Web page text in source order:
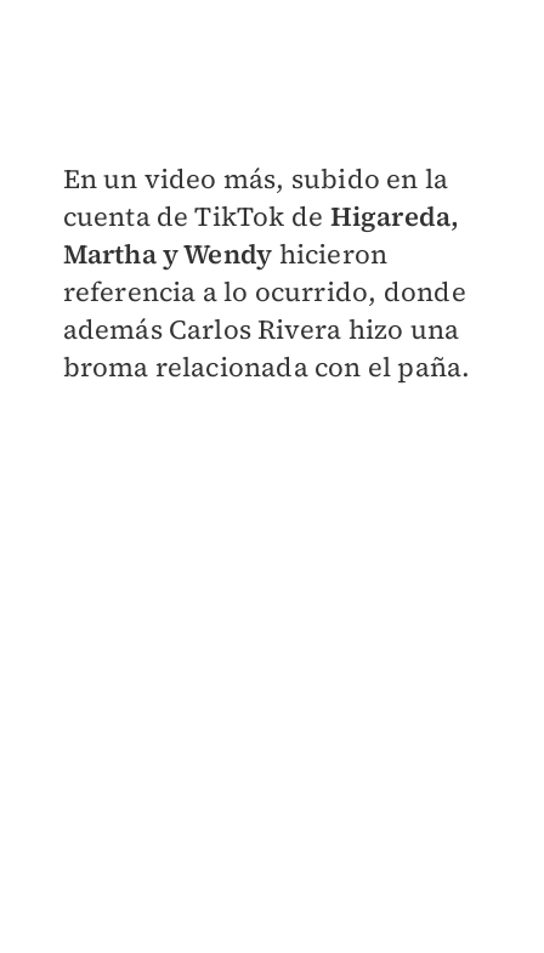
En un video más, subido en la
cuenta de TikTok de Higareda,
Martha y Wendy hicieron
referencia a lo ocurrido, donde
además Carlos Rivera hizo una
broma relacionada con el paña.